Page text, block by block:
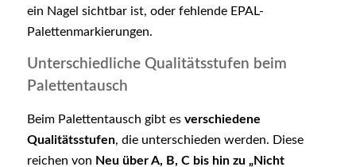
ein Nagel sichtbar ist, oder fehlende EPAL-
Palettenmarkierungen.
Unterschiedliche Qualitätsstufen beim
Palettentausch
Beim Palettentausch gibt es verschiedene
Qualitätsstufen, die unterschieden werden. Diese
reichen von Neu über A, B, C bis hin zu „Nicht